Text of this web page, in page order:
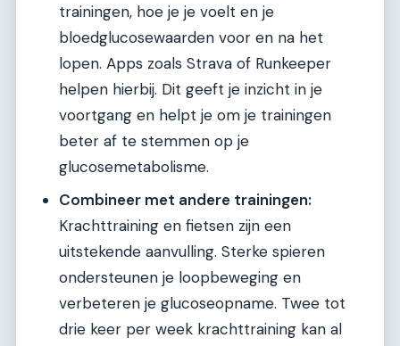
trainingen, hoe je je voelt en je
bloedglucosewaarden voor en na het
lopen. Apps zoals Strava of Runkeeper
helpen hierbij. Dit geeft je inzicht in je
voortgang en helpt je om je trainingen
beter af te stemmen op je
glucosemetabolisme.
Combineer met andere trainingen:
Krachttraining en fietsen zijn een
uitstekende aanvulling. Sterke spieren
ondersteunen je loopbeweging en
verbeteren je glucoseopname. Twee tot
drie keer per week krachttraining kan al